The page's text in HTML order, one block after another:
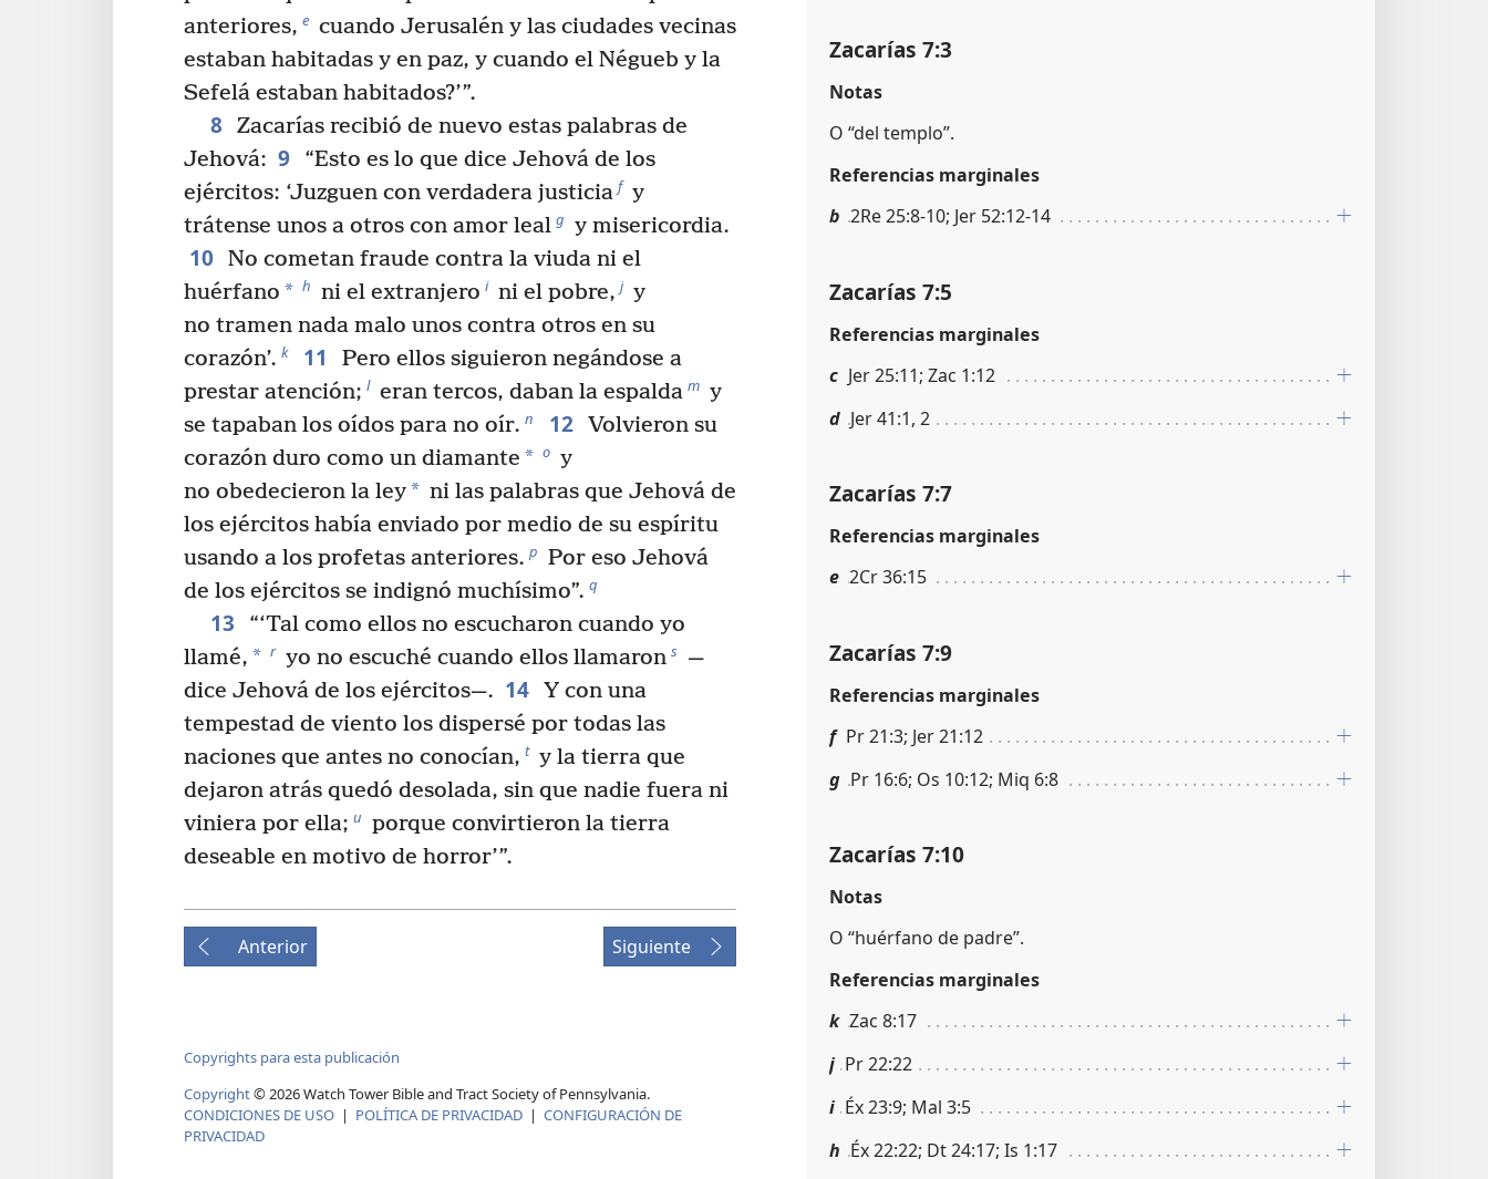
anteriores, e cuando Jerusalén y las ciudades vecinas
estaban habitadas y en paz, y cuando el Négueb y la
Sefelá estaban habitados?’”.
8 Zacarías recibió de nuevo estas palabras de
Jehová: 9
“Esto es lo que dice Jehová de los
ejércitos: ‘Juzguen con verdadera justicia f y
trátense unos a otros con amor leal g y misericordia.
10 No cometan fraude contra la viuda ni el
huérfano * h ni el extranjero i ni el pobre, j y
no tramen nada malo unos contra otros en su
corazón’. k 11
Pero ellos siguieron negándose a
prestar atención; l eran tercos, daban la espalda m y
se tapaban los oídos para no oír. n 12 Volvieron su
corazón duro como un diamante * o y
no obedecieron la ley* ni las palabras que Jehová de
los ejércitos había enviado por medio de su espíritu
usando a los profetas anteriores. p Por eso Jehová
de los ejércitos se indignó muchísimo”. q
13
“‘Tal como ellos no escucharon cuando yo
llamé, * r yo no escuché cuando ellos llamaron s —
dice Jehová de los ejércitos—. 14 Y con una
tempestad de viento los dispersé por todas las
naciones que antes no conocían, t y la tierra que
dejaron atrás quedó desolada, sin que nadie fuera ni
viniera por ella; u porque convirtieron la tierra
deseable en motivo de horror’”.
Anterior Siguiente
Copyrights para esta publicación
Copyright© 2026Watch Tower Bible and Tract Society of Pennsylvania.
CONDICIONES DE USO | POLÍTICA DE PRIVACIDAD | CONFIGURACIÓN DE
PRIVACIDAD
Zacarías 7:3
Notas
O “del templo”.
Referencias marginales
b 2Re 25:8-10; Jer 52:12-14
Zacarías 7:5
Referencias marginales
c Jer 25:11; Zac 1:12
d Jer 41:1, 2
Zacarías 7:7
Referencias marginales
e 2Cr 36:15
Zacarías 7:9
Referencias marginales
f Pr 21:3; Jer 21:12
g Pr 16:6; Os 10:12; Miq 6:8
Zacarías 7:10
Notas
O “huérfano de padre”.
Referencias marginales
k Zac 8:17
j Pr 22:22
i Éx 23:9; Mal 3:5
h Éx 22:22; Dt 24:17; Is 1:17